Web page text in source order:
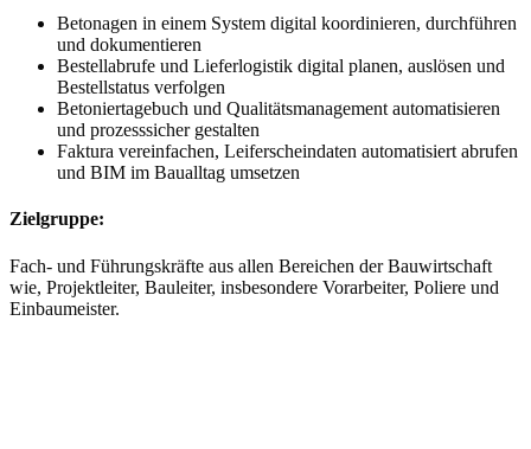
Betonagen in einem System digital koordinieren, durchführen
und dokumentieren
Bestellabrufe und Lieferlogistik digital planen, auslösen und
Bestellstatus verfolgen
Betoniertagebuch und Qualitätsmanagement automatisieren
und prozesssicher gestalten
Faktura vereinfachen, Leiferscheindaten automatisiert abrufen
und BIM im Baualltag umsetzen
Zielgruppe:
Fach- und Führungskräfte aus allen Bereichen der Bauwirtschaft
wie, Projektleiter, Bauleiter, insbesondere Vorarbeiter, Poliere und
Einbaumeister.